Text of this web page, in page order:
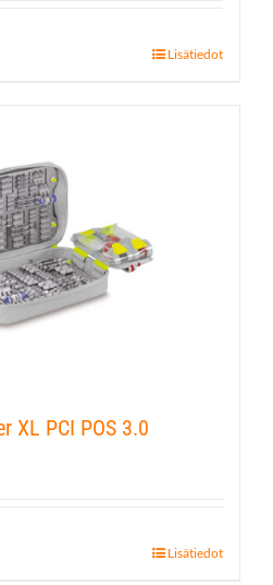
Lisätiedot
XL PCI POS 3.0
Lisätiedot